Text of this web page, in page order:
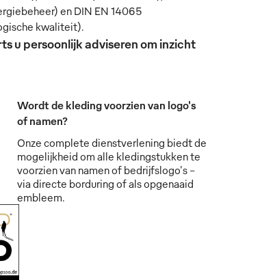
en DIN EN 14065
kwaliteit).
u persoonlijk adviseren om inzicht
Wordt de kleding voorzien van logo's
of namen?
Onze complete dienstverlening biedt de
mogelijkheid om alle kledingstukken te
voorzien van namen of bedrijfslogo's -
via directe borduring of als opgenaaid
embleem.